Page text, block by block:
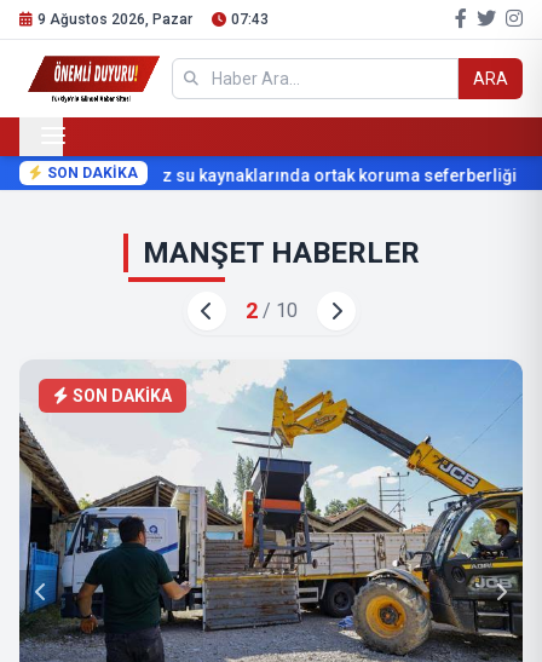
9 Ağustos 2026, Pazar 07:43
ARA
SON DAKİKA
Kırkgöz su kaynaklarında ortak koruma seferberliği
MANŞET HABERLER
2 / 10
SON DAKİKA